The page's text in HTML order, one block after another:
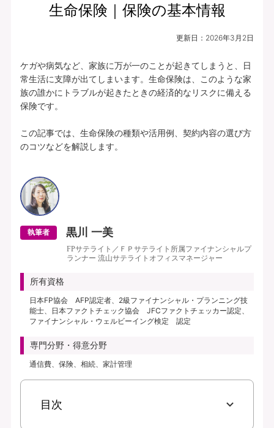
生命保険｜保険の基本情報
更新日： 2026年3月2日
ケガや病気など、家族に万が一のことが起きてしまうと、日
常生活に支障が出てしまいます。生命保険は、このような家
族の誰かにトラブルが起きたときの経済的なリスクに備える
保険です。
この記事では、生命保険の種類や活用例、契約内容の選び方
のコツなどを解説します。
執筆者 黒川 一美
FPサテライト／ＦＰサテライト所属ファイナンシャルプ
ランナー 流山サテライトオフィスマネージャー
所有資格
日本FP協会 AFP認定者、2級ファイナンシャル・プランニング技
能士、日本ファクトチェック協会 JFCファクトチェッカー認定、
ファイナンシャル・ウェルビーイング検定 認定
専門分野・得意分野
通信費、保険、相続、家計管理
目次